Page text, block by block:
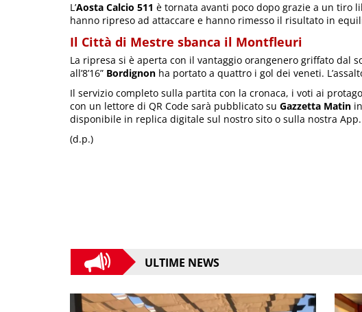
L’Aosta Calcio 511 è tornata avanti poco dopo grazie a un tiro
hanno ripreso ad attaccare e hanno rimesso il risultato in
Il Città di Mestre sbanca il Montfleuri
La ripresa si è aperta con il vantaggio orangenero griffato dal
all’8’16” Bordignon ha portato a quattro i gol dei veneti.
Il servizio completo sulla partita con la cronaca, i voti ai
con un lettore di QR Code sarà pubblicato su Gazzetta Matin
disponibile in replica digitale sul nostro sito o sulla nostra App.
(d.p.)
ULTIME NEWS